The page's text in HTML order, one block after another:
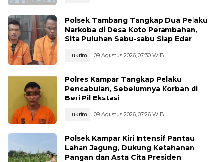
Polsek Tambang Tangkap Dua Pelaku
Narkoba di Desa Koto Perambahan,
Sita Puluhan Sabu-sabu Siap Edar
Hukrim 09 Agustus 2026, 07:30 WIB
Polres Kampar Tangkap Pelaku
Pencabulan, Sebelumnya Korban di
Beri Pil Ekstasi
Hukrim 09 Agustus 2026, 07:26 WIB
Polsek Kampar Kiri Intensif Pantau
Lahan Jagung, Dukung Ketahanan
Pangan dan Asta Cita Presiden